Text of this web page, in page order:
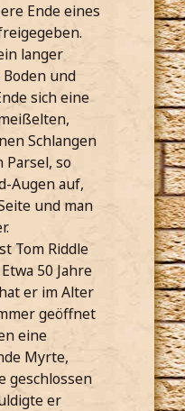
Ende eines
langer
und
sich eine
Schlangen
Parsel, so
Augen auf,
und man
Tom Riddle
50 Jahre
er im Alter
geöffnet
eine
Myrte,
geschlossen
er